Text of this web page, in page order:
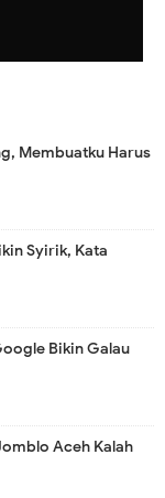
Membuatku Harus
Syirik, Kata
Bikin Galau
Aceh Kalah